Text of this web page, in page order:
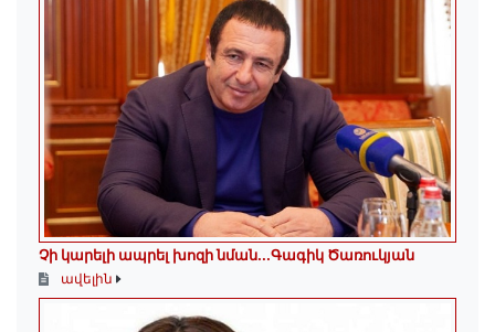
Չի կարելի ապրել խոզի նման...Գագիկ Ծառուկյան
ավելին